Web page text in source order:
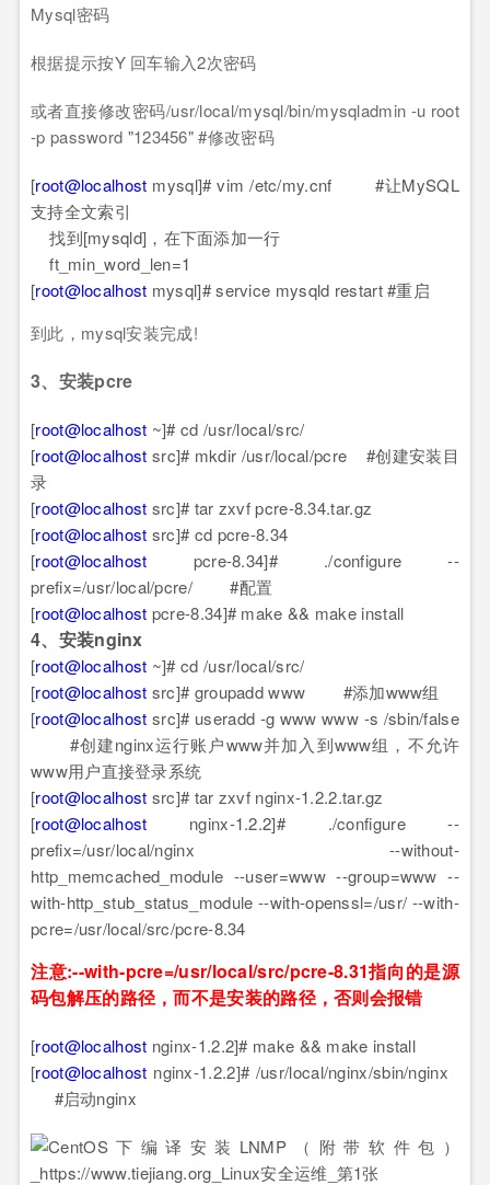
Mysql密码
根据提示按Y 回车输入2次密码
或者直接修改密码/usr/local/mysql/bin/mysqladmin -u root
-p password "123456" #修改密码
[root@localhost mysql]# vim /etc/my.cnf #让MySQL
支持全文索引
找到[mysqld]，在下面添加一行
ft_min_word_len=1
[root@localhost mysql]# service mysqld restart #重启
到此，mysql安装完成!
3、安装pcre
[root@localhost ~]# cd /usr/local/src/
[root@localhost src]# mkdir /usr/local/pcre #创建安装目
录
[root@localhost src]# tar zxvf pcre-8.34.tar.gz
[root@localhost src]# cd pcre-8.34
[root@localhost pcre-8.34]# ./configure --
prefix=/usr/local/pcre/ #配置
[root@localhost pcre-8.34]# make && make install
4、安装nginx
[root@localhost ~]# cd /usr/local/src/
[root@localhost src]# groupadd www #添加www组
[root@localhost src]# useradd -g www www -s /sbin/false
#创建nginx运行账户www并加入到www组，不允许
www用户直接登录系统
[root@localhost src]# tar zxvf nginx-1.2.2.tar.gz
[root@localhost nginx-1.2.2]# ./configure --
prefix=/usr/local/nginx --without-
http_memcached_module --user=www --group=www --
with-http_stub_status_module --with-openssl=/usr/ --with-
pcre=/usr/local/src/pcre-8.34
注意:--with-pcre=/usr/local/src/pcre-8.31指向的是源
码包解压的路径，而不是安装的路径，否则会报错
[root@localhost nginx-1.2.2]# make && make install
[root@localhost nginx-1.2.2]# /usr/local/nginx/sbin/nginx
#启动nginx